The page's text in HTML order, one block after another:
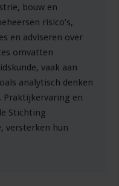
bouw en
risico’s,
en adviseren over
omvatten
vaak aan
analytisch denken
Praktijkervaring en
Stichting
versterken hun